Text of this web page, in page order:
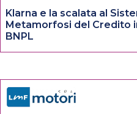
Klarna e la scalata al
Metamorfosi del Credito
BNPL